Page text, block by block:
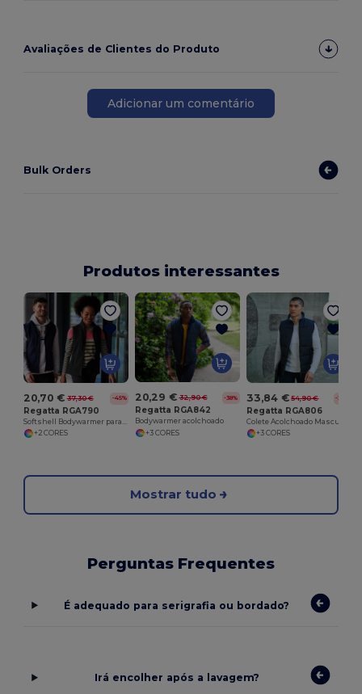
Avaliações de Clientes do Produto
Adicionar um comentário
Bulk Orders
Produtos interessantes
20,70 € 37,30 € -45%
Regatta RGA790
+2 CORES
20,29 € 32,90 € -38%
Regatta RGA842
Bodywarmer acolchoado
+3 CORES
33,84 € 54,90 € -38%
Regatta RGA806
+3 CORES
Mostrar tudo
Perguntas Frequentes
É adequado para serigrafia ou bordado?
Irá encolher após a lavagem?